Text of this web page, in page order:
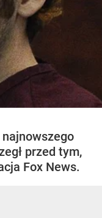
przed tym,
Fox News.